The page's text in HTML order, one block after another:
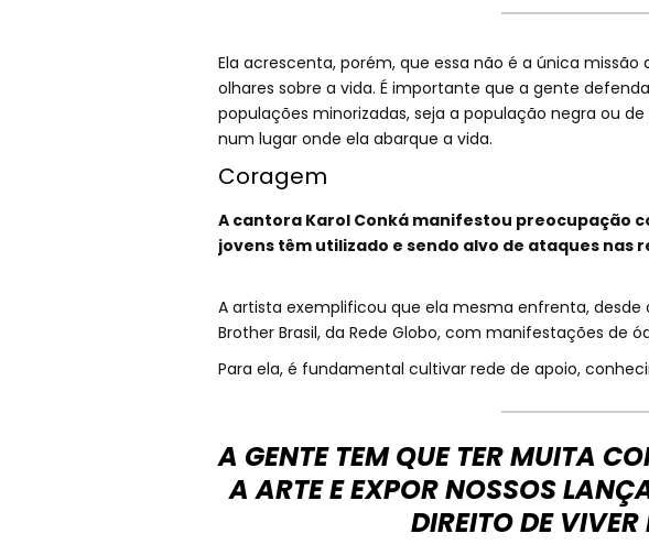
Ela acrescenta, porém, que essa não é a única
olhares sobre a vida. É importante que a gente
populações minorizadas, seja a população negra ou
num lugar onde ela abarque a vida.
Coragem
A cantora Karol Conká manifestou preocupação
jovens têm utilizado e sendo alvo de ataques nas
A artista exemplificou que ela mesma enfrenta, desde
Brother Brasil, da Rede Globo, com manifestações de
Para ela, é fundamental cultivar rede de apoio,
A GENTE TEM QUE TER MUITA
A ARTE E EXPOR NOSSOS
DIREITO DE VIVER